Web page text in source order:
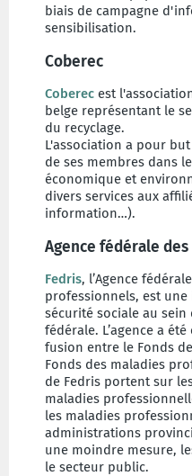
biais de campagne
sensibilisation.
Coberec
Coberec est
belge représentant le
du recyclage.
L'association a pour
de ses membres dans
économique et
divers services aux
information…).
Agence fédérale
Fedris, l’Agence
professionnels, est
sécurité sociale au sein
fédérale. L’agence a été
fusion entre le Fonds
Fonds des maladies
de Fedris portent sur
maladies
les maladies
administrations
une moindre mesure,
le secteur public.